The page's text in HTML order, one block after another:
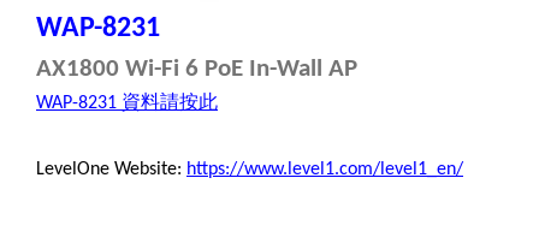
WAP-8231
AX1800 Wi-Fi 6 PoE In-Wall AP
WAP-8231 資料請按此
LevelOne Website: https://www.level1.com/level1_en/